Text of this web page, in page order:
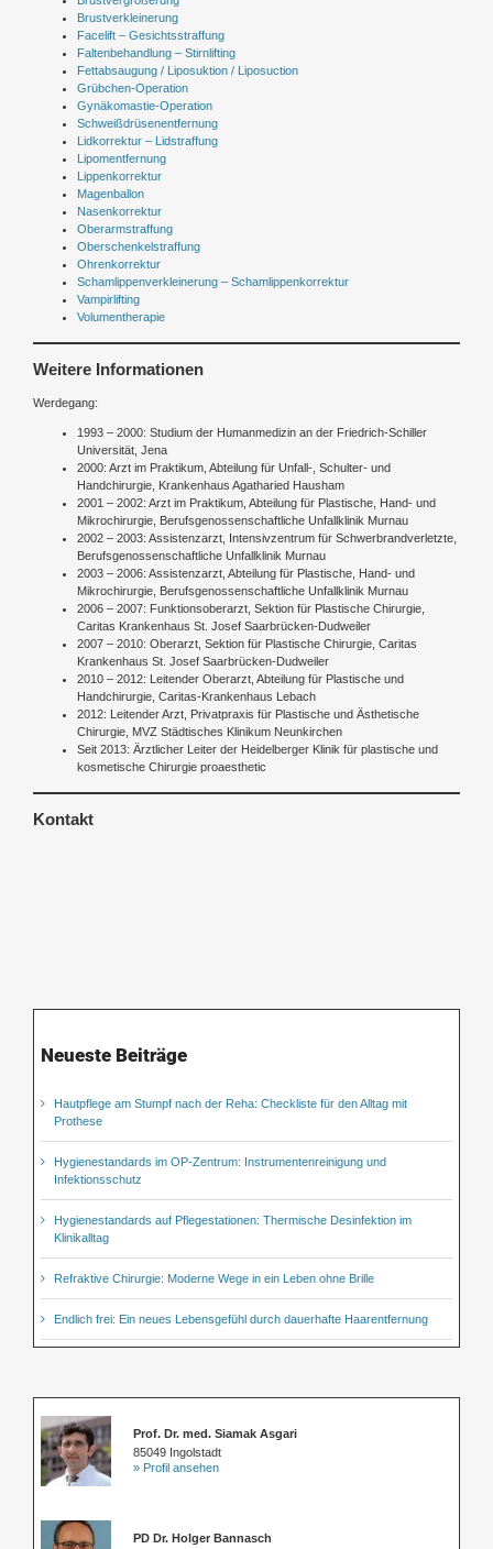
Brustverkleinerung
Facelift – Gesichtsstraffung
Faltenbehandlung – Stirnlifting
Fettabsaugung / Liposuktion / Liposuction
Grübchen-Operation
Gynäkomastie-Operation
Schweißdrüsenentfernung
Lidkorrektur – Lidstraffung
Lipomentfernung
Lippenkorrektur
Magenballon
Nasenkorrektur
Oberarmstraffung
Oberschenkelstraffung
Ohrenkorrektur
Schamlippenverkleinerung – Schamlippenkorrektur
Vampirlifting
Volumentherapie
Weitere Informationen
Werdegang:
1993 – 2000: Studium der Humanmedizin an der Friedrich-Schiller
Universität, Jena
2000: Arzt im Praktikum, Abteilung für Unfall-, Schulter- und
Handchirurgie, Krankenhaus Agatharied Hausham
2001 – 2002: Arzt im Praktikum, Abteilung für Plastische, Hand- und
Mikrochirurgie, Berufsgenossenschaftliche Unfallklinik Murnau
2002 – 2003: Assistenzarzt, Intensivzentrum für Schwerbrandverletzte,
Berufsgenossenschaftliche Unfallklinik Murnau
2003 – 2006: Assistenzarzt, Abteilung für Plastische, Hand- und
Mikrochirurgie, Berufsgenossenschaftliche Unfallklinik Murnau
2006 – 2007: Funktionsoberarzt, Sektion für Plastische Chirurgie,
Caritas Krankenhaus St. Josef Saarbrücken-Dudweiler
2007 – 2010: Oberarzt, Sektion für Plastische Chirurgie, Caritas
Krankenhaus St. Josef Saarbrücken-Dudweiler
2010 – 2012: Leitender Oberarzt, Abteilung für Plastische und
Handchirurgie, Caritas-Krankenhaus Lebach
2012: Leitender Arzt, Privatpraxis für Plastische und Ästhetische
Chirurgie, MVZ Städtisches Klinikum Neunkirchen
Seit 2013: Ärztlicher Leiter der Heidelberger Klinik für plastische und
kosmetische Chirurgie proaesthetic
Kontakt
Neueste Beiträge
Hautpflege am Stumpf nach der Reha: Checkliste für den Alltag mit
Prothese
Hygienestandards im OP-Zentrum: Instrumentenreinigung und
Infektionsschutz
Hygienestandards auf Pflegestationen: Thermische Desinfektion im
Klinikalltag
Refraktive Chirurgie: Moderne Wege in ein Leben ohne Brille
Endlich frei: Ein neues Lebensgefühl durch dauerhafte Haarentfernung
Prof. Dr. med. Siamak Asgari
85049 Ingolstadt
» Profil ansehen
PD Dr. Holger Bannasch